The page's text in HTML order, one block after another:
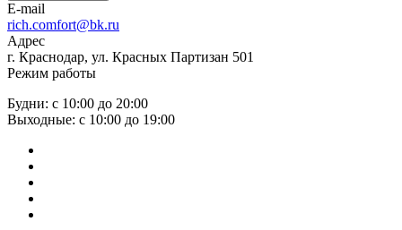
E-mail
rich.comfort@bk.ru
Адрес
г. Краснодар, ул. Красных Партизан 501
Режим работы
Будни: с 10:00 до 20:00
Выходные: с 10:00 до 19:00